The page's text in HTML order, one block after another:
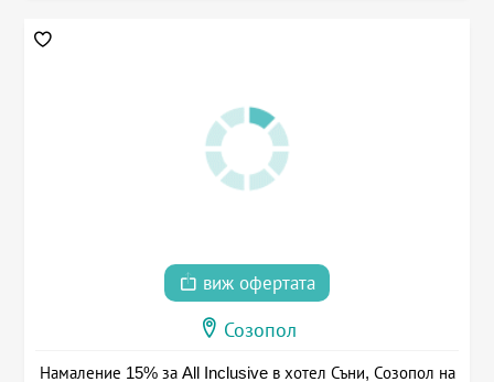
виж офертата
Созопол
Намаление 15% за All Inclusive в хотел Съни, Созопол на